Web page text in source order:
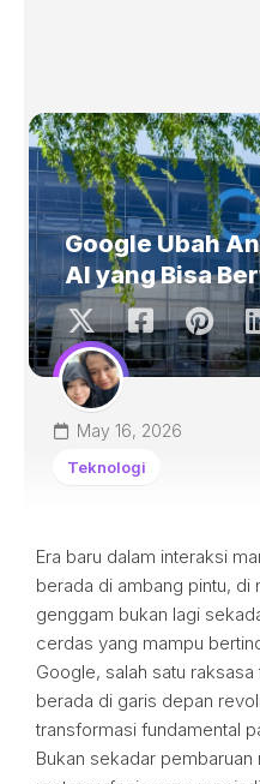
Google Ubah
AI yang Bisa
May 16, 2026
Teknologi
Era baru dalam interaksi
berada di ambang pintu, di
genggam bukan lagi
cerdas yang mampu
Google, salah satu
berada di garis depan
transformasi fundamental
Bukan sekadar pembaruan